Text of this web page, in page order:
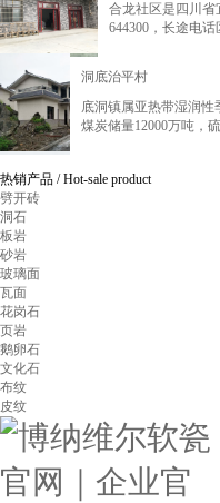
合龙社区是四川省
644300，长途电
洞底治平村
底洞镇属亚热带湿润性
煤炭储量12000万吨，
热销产品 / Hot-sale product
劈开砖
洞石
板岩
砂岩
玻璃面
瓦面
花岗石
页岩
鹅卵石
文化石
布纹
皮纹